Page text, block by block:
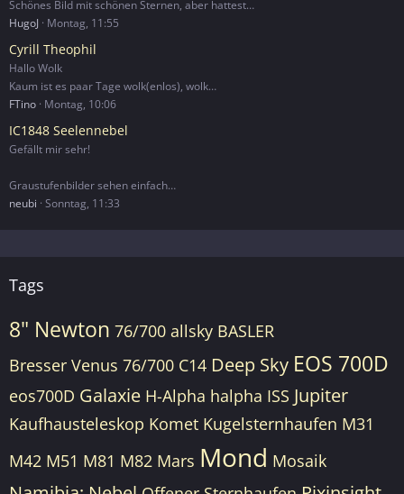
Schönes Bild mit schönen Sternen, aber hattest…
HugoJ
Montag, 11:55
Cyrill Theophil
Hallo Wolk
Kaum ist es paar Tage wolk(enlos), wolk…
FTino Montag, 10:06
IC1848 Seelennebel
Gefällt mir sehr!
Graustufenbilder sehen einfach…
neubi Sonntag, 11:33
Tags
8" Newton 76/700 allsky BASLER
Bresser Venus 76/700 C14 Deep Sky EOS 700D
eos700D Galaxie H-Alpha halpha ISS Jupiter
Kaufhausteleskop Komet Kugelsternhaufen M31
M42 M51 M81 M82 Mars Mond Mosaik